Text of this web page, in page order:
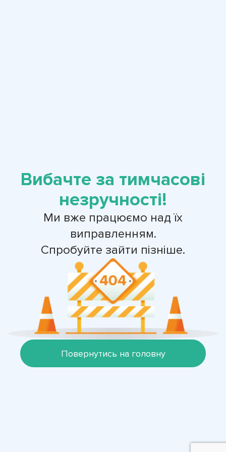
Вибачте за тимчасові
незручності!
Ми вже працюємо над їх
виправленням.
Спробуйте зайти пізніше.
Повернутись на головну